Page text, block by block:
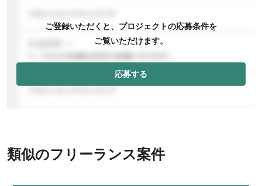
ご登録いただくと、プロジェクトの応募条件を
ご覧いただけます。
応募する
類似のフリーランス案件